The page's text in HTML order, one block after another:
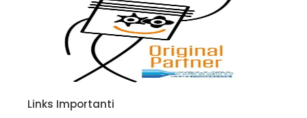
Links Importanti